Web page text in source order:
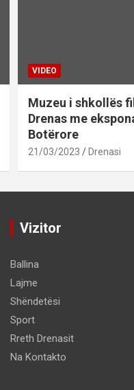
VIDEO
Muzeu i shkollës
Drenas me
Botërore
21/03/2023 Drenasi
Vizitor
Ballina
Lajme
Shëndetësi
Sport
Rreth Drenasit
Na Kontakto